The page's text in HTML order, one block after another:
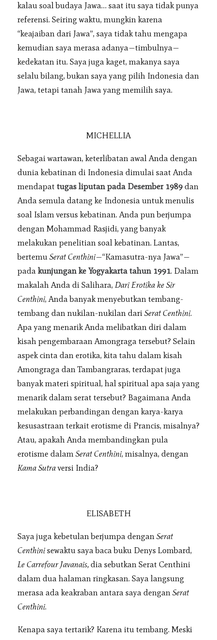
kalau soal budaya Jawa… saat itu saya tidak punya
referensi. Seiring waktu, mungkin karena
“keajaiban dari Jawa”, saya tidak tahu mengapa
kemudian saya merasa adanya—timbulnya—
kedekatan itu. Saya juga kaget, makanya saya
selalu bilang, bukan saya yang pilih Indonesia dan
Jawa, tetapi tanah Jawa yang memilih saya.
MICHELLIA
Sebagai wartawan, keterlibatan awal Anda dengan
dunia kebatinan di Indonesia dimulai saat Anda
mendapat tugas liputan pada Desember 1989 dan
Anda semula datang ke Indonesia untuk menulis
soal Islam versus kebatinan. Anda pun berjumpa
dengan Mohammad Rasjidi, yang banyak
melakukan penelitian soal kebatinan. Lantas,
bertemu Serat Centhini—“Kamasutra-nya Jawa”—
pada kunjungan ke Yogyakarta tahun 1991. Dalam
makalah Anda di Salihara, Dari Erotika ke Sir
Centhini, Anda banyak menyebutkan tembang-
tembang dan nukilan-nukilan dari Serat Centhini.
Apa yang menarik Anda melibatkan diri dalam
kisah pengembaraan Amongraga tersebut? Selain
aspek cinta dan erotika, kita tahu dalam kisah
Amongraga dan Tambangraras, terdapat juga
banyak materi spiritual, hal spiritual apa saja yang
menarik dalam serat tersebut? Bagaimana Anda
melakukan perbandingan dengan karya-karya
kesusastraan terkait erotisme di Prancis, misalnya?
Atau, apakah Anda membandingkan pula
erotisme dalam Serat Centhini, misalnya, dengan
Kama Sutra versi India?
ELISABETH
Saya juga kebetulan berjumpa dengan Serat
Centhinisewaktu saya baca buku Denys Lombard,
Le Carrefour Javanais, dia sebutkan Serat Centhini
dalam dua halaman ringkasan. Saya langsung
merasa ada keakraban antara saya dengan Serat
Centhini.
Kenapa saya tertarik? Karena itu tembang. Meski